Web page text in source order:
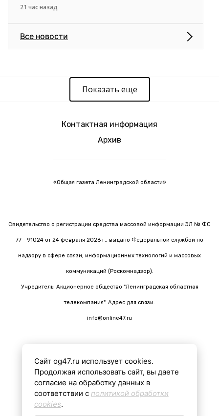
21 час назад
Все новости
Показать еще
Контактная информация
Архив
«Общая газета Ленинградской области»
Свидетельство о регистрации средства массовой информации ЭЛ № ФС
77 - 91024 от 24 февраля 2026 г., выдано Федеральной службой по
надзору в сфере связи, информационных технологий и массовых
коммуникаций (Роскомнадзор).
Учредитель: Акционерное общество "Ленинградская областная
телекомпания". Адрес для связи:
info@online47.ru
Все материалы на сайте подготовлены с помощью ИИ
16+
Сайт og47.ru использует cookies.
Продолжая использовать сайт, вы даете
согласие на обработку данных в
соответствии с политикой обработки
cookies.